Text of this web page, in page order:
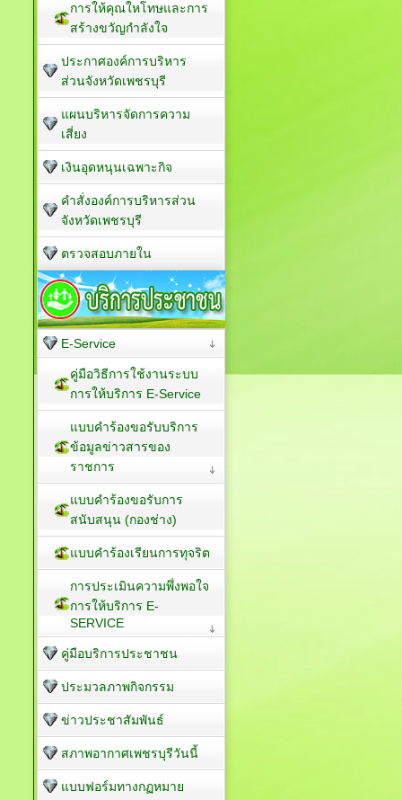
การให้คุณใหโทษและการ
สร้างขวัญกำลังใจ
ประกาศองค์การบริหาร
ส่วนจังหวัดเพชรบุรี
แผนบริหารจัดการความ
เสี่ยง
เงินอุดหนุนเฉพาะกิจ
คำสั่งองค์การบริหารส่วน
จังหวัดเพชรบุรี
ตรวจสอบภายใน
E-Service
คู่มือวิธีการใช้งานระบบ
การให้บริการ E-Service
แบบคำร้องขอรับบริการ
ข้อมูลข่าวสารของ
ราชการ
แบบคำร้องขอรับการ
สนับสนุน (กองช่าง)
แบบคำร้องเรียนการทุจริต
การประเมินความพึ่งพอใจ
การให้บริการ E-
SERVICE
คู่มือบริการประชาชน
ประมวลภาพกิจกรรม
ข่าวประชาสัมพันธ์
สภาพอากาศเพชรบุรีวันนี้
แบบฟอร์มทางกฏหมาย